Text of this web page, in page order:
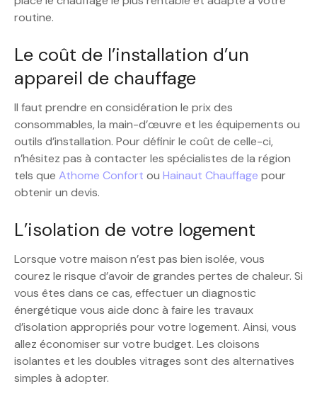
routine.
Le coût de l’installation d’un
appareil de chauffage
Il faut prendre en considération le prix des
consommables, la main-d’œuvre et les équipements ou
outils d’installation. Pour définir le coût de celle-ci,
n’hésitez pas à contacter les spécialistes de la région
tels que Athome Confort ou Hainaut Chauffage pour
obtenir un devis.
L’isolation de votre logement
Lorsque votre maison n’est pas bien isolée, vous
courez le risque d’avoir de grandes pertes de chaleur. Si
vous êtes dans ce cas, effectuer un diagnostic
énergétique vous aide donc à faire les travaux
d’isolation appropriés pour votre logement. Ainsi, vous
allez économiser sur votre budget. Les cloisons
isolantes et les doubles vitrages sont des alternatives
simples à adopter.